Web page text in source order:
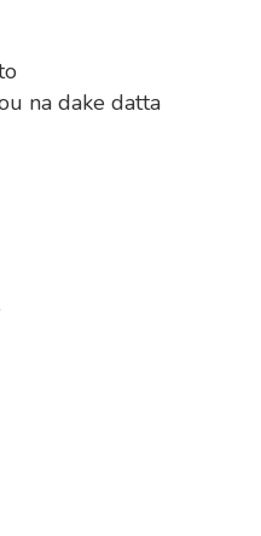
na dake datta